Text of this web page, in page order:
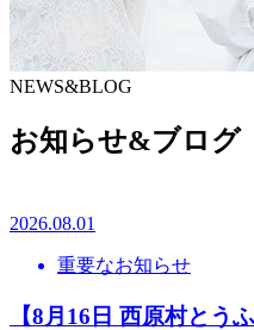
NEWS&BLOG
お知らせ&ブログ
2026.08.01
重要なお知らせ
【8月16日 西原村とう